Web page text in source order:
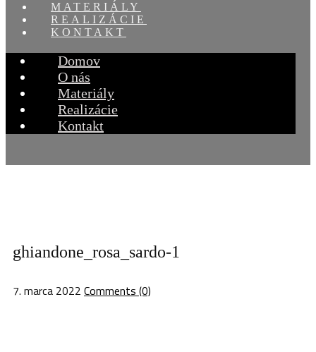
MATERIÁLY
REALIZÁCIE
KONTAKT
Domov
O nás
Materiály
Realizácie
Kontakt
ghiandone_rosa_sardo-1
7. marca 2022 Comments (0)